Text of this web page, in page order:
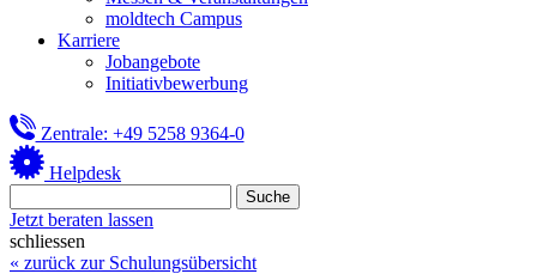
moldtech Campus
Karriere
Jobangebote
Initiativbewerbung
Zentrale: +49 5258 9364-0
Helpdesk
Jetzt beraten lassen
schliessen
« zurück zur Schulungsübersicht